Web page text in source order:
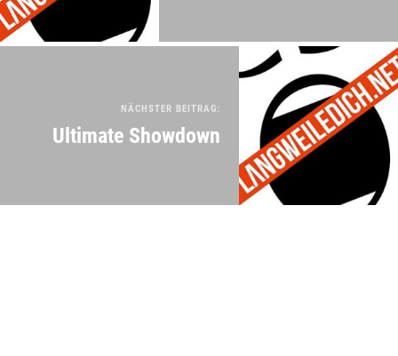
NÄCHSTER BEITRAG:
Ultimate Showdown